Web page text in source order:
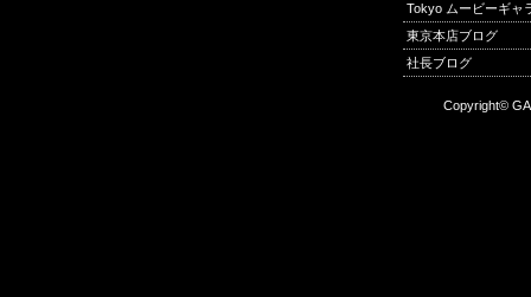
Tokyo ムービーギャ
東京本店ブログ
社長ブログ
Copyright©